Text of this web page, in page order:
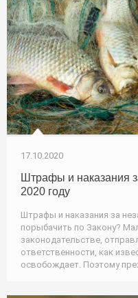
17.10.2020
Штрафы и наказания
2020 году
Штрафы и наказания за
порыбачить по Закону?
законодательстве,
ответственности, как
освобождает. Поэтому